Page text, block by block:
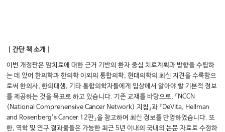
｜간단 책 소개｜
이번 개정판은 암치료에 대한 근거 기반의 환자 중심 치료계획과 방향을 수립하
는 데 있어 한의학과 한의학 이외의 통합의학, 현대의학의 최신 지견을 수록함으
로써 한의사, 한의대생, 기타 통합의학자들에게 임상에서 알아야 할 기본적 정보
를 제공하는 것을 목표로 하고 있습니다. 기존 교재를 바탕으로, 『NCCN
(National Comprehensive Cancer Network) 지침』과 『DeVita, Hellman
and Rosenberg’s Cancer 12판』을 참고하여 최신 정보를 반영하였습니다. 또
한, 역학 및 연구 결과물들은 가능한 최근 5년 이내의 국내외 논문 자료로 수정하